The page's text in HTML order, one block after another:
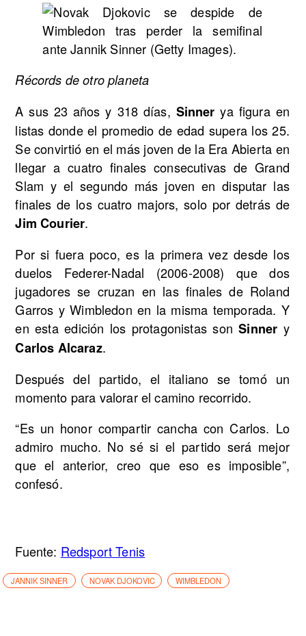
Récords de otro planeta
A sus 23 años y 318 días, Sinner ya figura en
listas donde el promedio de edad supera los 25.
Se convirtió en el más joven de la Era Abierta en
llegar a cuatro finales consecutivas de Grand
Slam y el segundo más joven en disputar las
finales de los cuatro majors, solo por detrás de
Jim Courier.
Por si fuera poco, es la primera vez desde los
duelos Federer-Nadal (2006-2008) que dos
jugadores se cruzan en las finales de Roland
Garros y Wimbledon en la misma temporada. Y
en esta edición los protagonistas sonSinner y
Carlos Alcaraz.
Después del partido, el italiano se tomó un
momento para valorar el camino recorrido.
“Es un honor compartir cancha con Carlos. Lo
admiro mucho. No sé si el partido será mejor
que el anterior, creo que eso es imposible”,
confesó.
Fuente: Redsport Tenis
JANNIK SINNER NOVAK DJOKOVIC WIMBLEDON